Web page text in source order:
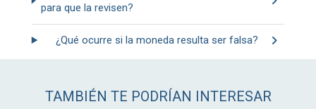
para que la revisen?
¿Qué ocurre si la moneda resulta ser falsa?
TAMBIÉN TE PODRÍAN INTERESAR